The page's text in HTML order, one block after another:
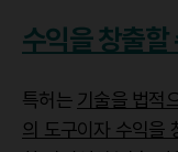
수익을 창출할
특허는 기술을 법적
의 도구이자 수익을